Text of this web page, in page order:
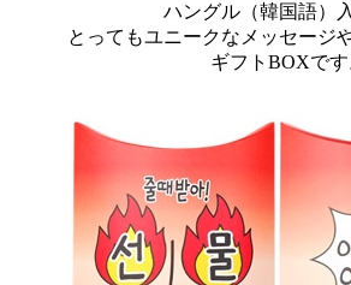
ハングル（韓国語）
とってもユニークなメッセージ
ギフトBOXで